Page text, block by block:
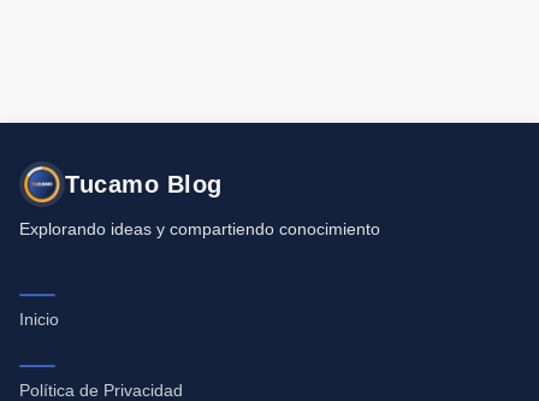
Tucamo Blog
Explorando ideas y compartiendo conocimiento
Inicio
Política de Privacidad